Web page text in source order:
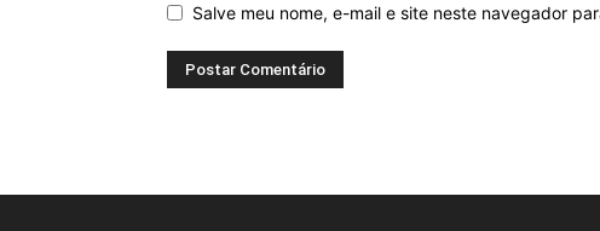
Salve meu nome, e-mail e site neste navegador